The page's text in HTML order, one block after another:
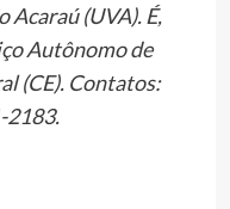
Acaraú (UVA). É,
Autônomo de
(CE). Contatos:
2183.